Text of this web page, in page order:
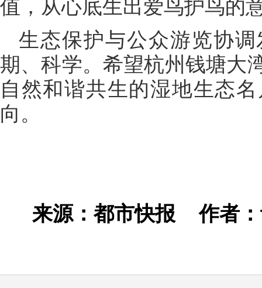
值，从心底生出爱鸟护鸟的
生态保护与公众游览协
期、科学。希望杭州钱塘大
自然和谐共生的湿地生态
向。
来源：都市快报作者